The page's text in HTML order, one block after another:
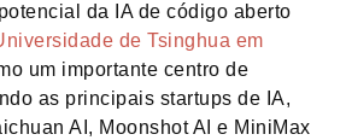
da IA de código aberto
de Tsinghua em
um importante centro de
as principais startups de IA,
AI, Moonshot AI e MiniMax